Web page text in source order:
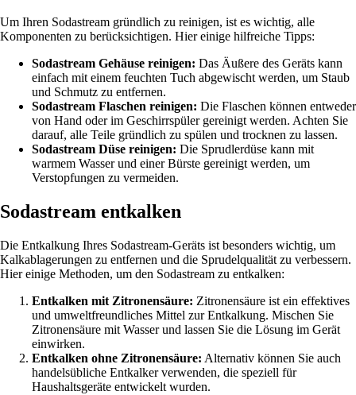
Um Ihren Sodastream gründlich zu reinigen, ist es wichtig, alle
Komponenten zu berücksichtigen. Hier einige hilfreiche Tipps:
Sodastream Gehäuse reinigen: Das Äußere des Geräts kann
einfach mit einem feuchten Tuch abgewischt werden, um Staub
und Schmutz zu entfernen.
Sodastream Flaschen reinigen: Die Flaschen können entweder
von Hand oder im Geschirrspüler gereinigt werden. Achten Sie
darauf, alle Teile gründlich zu spülen und trocknen zu lassen.
Sodastream Düse reinigen: Die Sprudlerdüse kann mit
warmem Wasser und einer Bürste gereinigt werden, um
Verstopfungen zu vermeiden.
Sodastream entkalken
Die Entkalkung Ihres Sodastream-Geräts ist besonders wichtig, um
Kalkablagerungen zu entfernen und die Sprudelqualität zu verbessern.
Hier einige Methoden, um den Sodastream zu entkalken:
Entkalken mit Zitronensäure: Zitronensäure ist ein effektives
und umweltfreundliches Mittel zur Entkalkung. Mischen Sie
Zitronensäure mit Wasser und lassen Sie die Lösung im Gerät
einwirken.
Entkalken ohne Zitronensäure: Alternativ können Sie auch
handelsübliche Entkalker verwenden, die speziell für
Haushaltsgeräte entwickelt wurden.